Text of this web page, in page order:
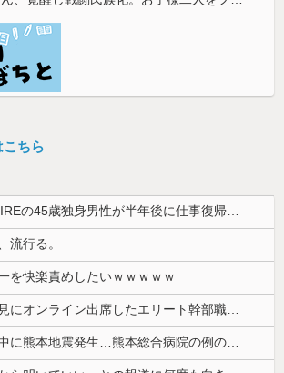
こちら
流行る。
を快楽責めしたいｗｗｗｗｗ